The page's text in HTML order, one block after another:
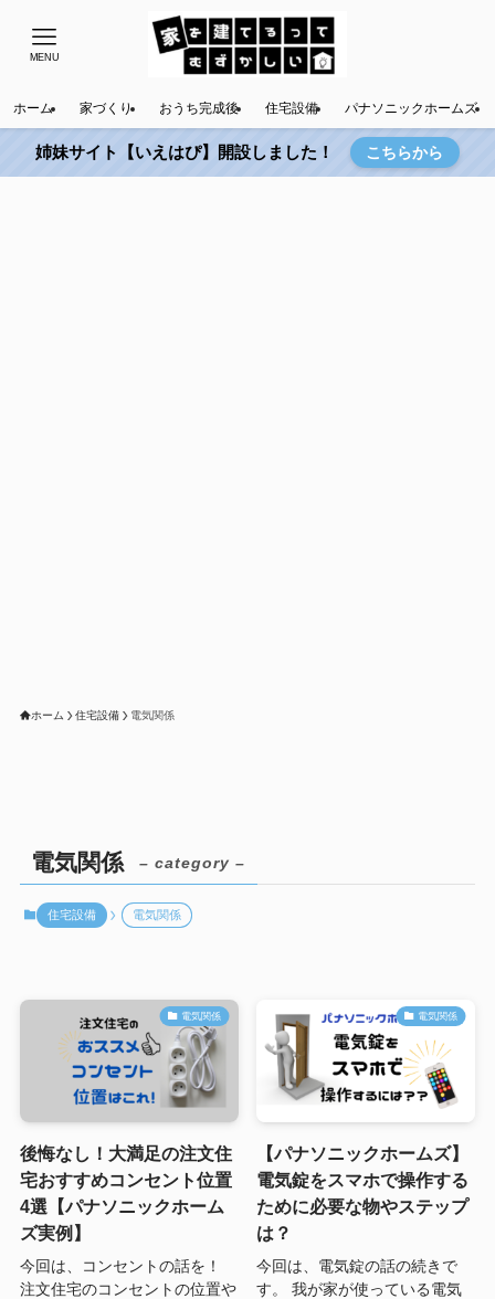
MENU
ホーム 家づくり おうち完成後 住宅設備 パナソニックホームズ
姉妹サイト【いえはぴ】開設しました！ こちらから
ホーム 住宅設備 電気関係
電気関係 – category –
住宅設備 電気関係
電気関係
後悔なし！大満足の注文住
宅おすすめコンセント位置
4選【パナソニックホーム
ズ実例】
今回は、コンセントの話を！
注文住宅のコンセントの位置や
電気関係
【パナソニックホームズ】
電気錠をスマホで操作する
ために必要な物やステップ
は？
今回は、電気錠の話の続きで
す。 我が家が使っている電気